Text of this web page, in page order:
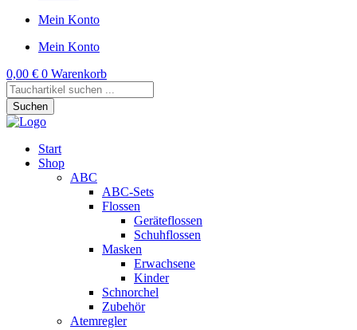
Mein Konto
Mein Konto
0,00 € 0 Warenkorb
Products
search
Suchen
Start
Shop
ABC
ABC-Sets
Flossen
Geräteflossen
Schuhflossen
Masken
Erwachsene
Kinder
Schnorchel
Zubehör
Atemregler